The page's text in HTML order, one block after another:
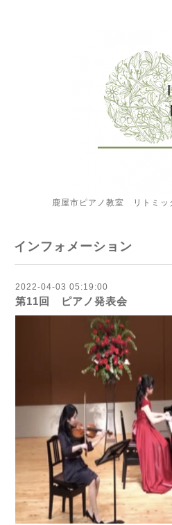
鹿屋市ピアノ教室 リトミ
インフォメーション
2022-04-03 05:19:00
第11回 ピアノ発表会